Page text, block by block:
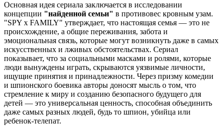
Основная идея сериала заключается в исследовании
концепции "найденной семьи" в противовес кровным узам.
"SPY x FAMILY" утверждает, что настоящая семья — это не
происхождение, а общие переживания, забота и
эмоциональная связь, которые могут возникнуть даже в самых
искусственных и лживых обстоятельствах. Сериал
показывает, что за социальными масками и ролями, которые
люди вынуждены играть, скрываются уязвимые личности,
ищущие принятия и принадлежности. Через призму комедии
и шпионского боевика авторы доносят мысль о том, что
стремление к миру и созданию безопасного будущего для
детей — это универсальная ценность, способная объединить
даже самых разных людей, будь то шпион, убийца или
ребенок-телепат.